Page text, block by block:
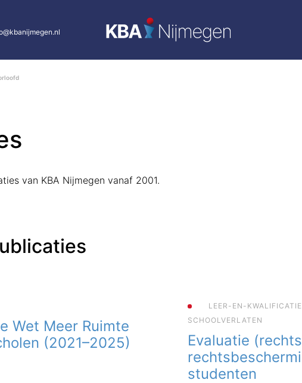
van KBA Nijmegen vanaf 2001.
Wet Meer Ruimte
(2021–2025)
LEER-EN-
SCHOOLVERLATEN
Evaluatie
studenten